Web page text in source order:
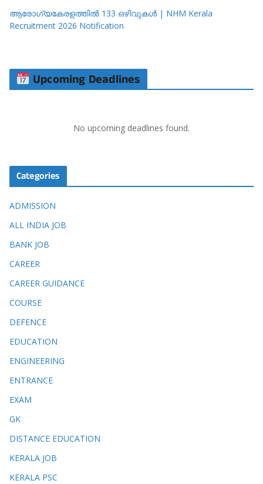
ആരോഗ്യകേരളത്തിൽ 133 ഒഴിവുകൾ | NHM Kerala
Recruitment 2026 Notification
Upcoming Deadlines
No upcoming deadlines found.
Categories
ADMISSION
ALL INDIA JOB
BANK JOB
CAREER
CAREER GUIDANCE
COURSE
DEFENCE
EDUCATION
ENGINEERING
ENTRANCE
EXAM
GK
DISTANCE EDUCATION
KERALA JOB
KERALA PSC